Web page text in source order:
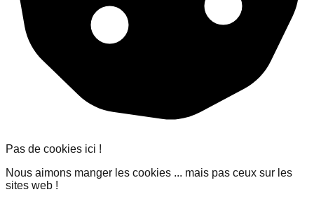
Pas de cookies ici !
Nous aimons manger les cookies ... mais pas ceux sur les
sites web !